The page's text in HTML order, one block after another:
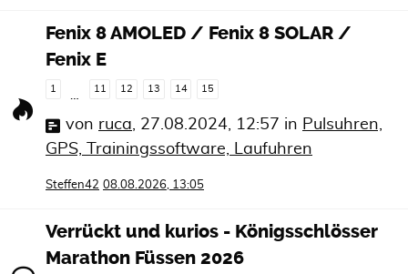
Fenix 8 AMOLED / Fenix 8 SOLAR /
Fenix E
1
…
11 12 13 14 15
von ruca, 27.08.2024, 12:57 in Pulsuhren,
GPS, Trainingssoftware, Laufuhren
Steffen42 08.08.2026, 13:05
Verrückt und kurios - Königsschlösser
Marathon Füssen 2026